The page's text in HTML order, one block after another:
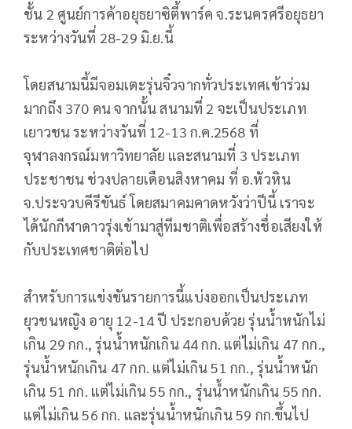
ชั้น 2 ศูนย์การค้าอยุธยาซิตี้พาร์ค จ.ระนครศรีอยุธยา
ระหว่างวันที่ 28-29 มิ.ย.นี้
โดยสนามนี้มีจอมเตะรุ่นจิ๋วจากทั่วประเทศเข้าร่วม
มากถึง 370 คน จากนั้น สนามที่ 2 จะเป็นประเภท
เยาวชน ระหว่างวันที่ 12-13 ก.ค.2568 ที่
จุฬาลงกรณ์มหาวิทยาลัย และสนามที่ 3 ประเภท
ประชาชน ช่วงปลายเดือนสิงหาคม ที่ อ.หัวหิน
จ.ประจวบคีรีขันธ์ โดยสมาคมคาดหวังว่าปีนี้ เราจะ
ได้นักกีฬาดาวรุ่งเข้ามาสู่ทีมชาติเพื่อสร้างชื่อเสียงให้
กับประเทศชาติต่อไป
สำหรับการแข่งขันรายการนี้แบ่งออกเป็นประเภท
ยุวชนหญิง อายุ 12-14 ปี ประกอบด้วย รุ่นน้ำหนักไม่
เกิน 29 กก., รุ่นน้ำหนักเกิน 44 กก. แต่ไม่เกิน 47 กก.,
รุ่นน้ำหนักเกิน 47 กก. แต่ไม่เกิน 51 กก., รุ่นน้ำหนัก
เกิน 51 กก. แต่ไม่เกิน 55 กก., รุ่นน้ำหนักเกิน 55 กก.
แต่ไม่เกิน 56 กก. และรุ่นน้ำหนักเกิน 59 กก.ขึ้นไป